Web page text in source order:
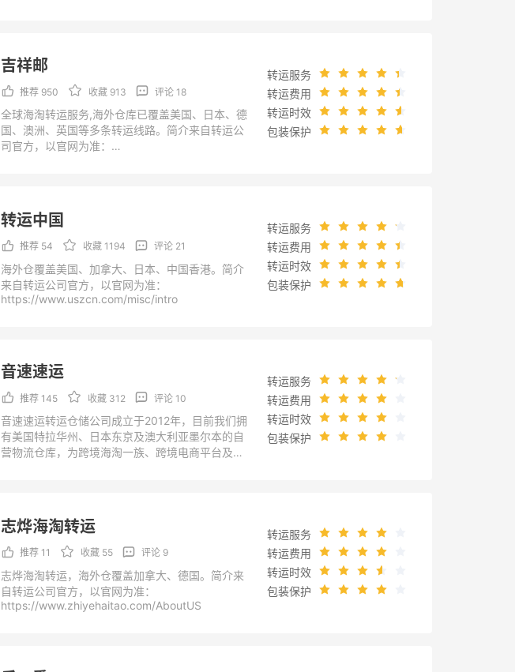
gTitle=
吉祥邮
推荐 950 收藏 913 评论 18
全球海淘转运服务,海外仓库已覆盖美国、日本、德
国、澳洲、英国等多条转运线路。简介来自转运公
司官方，以官网为准：
转运服务
转运费用
转运时效
包装保护
转运中国
推荐 54 收藏 1194 评论 21
海外仓覆盖美国、加拿大、日本、中国香港。简介
来自转运公司官方，以官网为准：
https://www.uszcn.com/misc/intro
转运服务
转运费用
转运时效
包装保护
音速速运
推荐 145 收藏 312 评论 10
音速速运转运仓储公司成立于2012年，目前我们拥
有美国特拉华州、日本东京及澳大利亚墨尔本的自
营物流仓库，为跨境海淘一族、跨境电商平台及各
来自转运公司官方，以官网为准：
http://www.sonic-ex.com/single.aspx?catid=21
转运服务
转运费用
转运时效
包装保护
志烨海淘转运
推荐 11 收藏 55 评论 9
志烨海淘转运，海外仓覆盖加拿大、德国。简介来
自转运公司官方，以官网为准：
https://www.zhiyehaitao.com/AboutUS
转运服务
转运费用
转运时效
包装保护